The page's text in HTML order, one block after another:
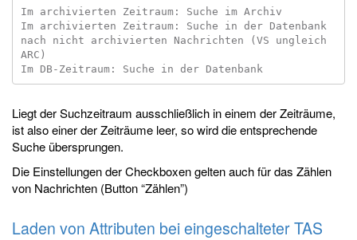
Im archivierten Zeitraum: Suche im Archiv
Im archivierten Zeitraum: Suche in der Datenbank
nach nicht archivierten Nachrichten (VS ungleich
ARC)
Liegt der Suchzeitraum ausschließlich in einem der Zeiträume,
ist also einer der Zeiträume leer, so wird die entsprechende
Suche übersprungen.
Die Einstellungen der Checkboxen gelten auch für das Zählen
von Nachrichten (Button “Zählen”)
Laden von Attributen bei eingeschalteter TAS